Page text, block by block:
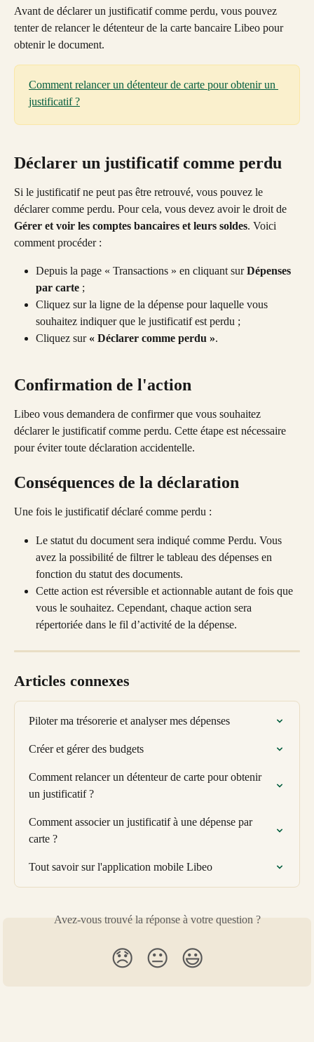
Avant de déclarer un justificatif comme perdu, vous pouvez
tenter de relancer le détenteur de la carte bancaire Libeo pour
obtenir le document.
Comment relancer un détenteur de carte pour obtenir un
justificatif ?
Déclarer un justificatif comme perdu
Si le justificatif ne peut pas être retrouvé, vous pouvez le
déclarer comme perdu. Pour cela, vous devez avoir le droit de
Gérer et voir les comptes bancaires et leurs soldes. Voici
comment procéder :
Depuis la page « Transactions » en cliquant sur Dépenses
par carte ;
Cliquez sur la ligne de la dépense pour laquelle vous
souhaitez indiquer que le justificatif est perdu ;
Cliquez sur « Déclarer comme perdu ».
Confirmation de l'action
Libeo vous demandera de confirmer que vous souhaitez
déclarer le justificatif comme perdu. Cette étape est nécessaire
pour éviter toute déclaration accidentelle.
Conséquences de la déclaration
Une fois le justificatif déclaré comme perdu :
Le statut du document sera indiqué comme Perdu. Vous
avez la possibilité de filtrer le tableau des dépenses en
fonction du statut des documents.
Cette action est réversible et actionnable autant de fois que
vous le souhaitez. Cependant, chaque action sera
répertoriée dans le fil d’activité de la dépense.
Articles connexes
Piloter ma trésorerie et analyser mes dépenses
Créer et gérer des budgets
Comment relancer un détenteur de carte pour obtenir
un justificatif ?
Comment associer un justificatif à une dépense par
carte ?
Tout savoir sur l'application mobile Libeo
Avez-vous trouvé la réponse à votre question ?
😞 😐 😃